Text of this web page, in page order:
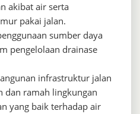
akibat air serta
pakai jalan.
sumber daya
pengelolaan drainase
infrastruktur jalan
dan ramah lingkungan
yang baik terhadap air